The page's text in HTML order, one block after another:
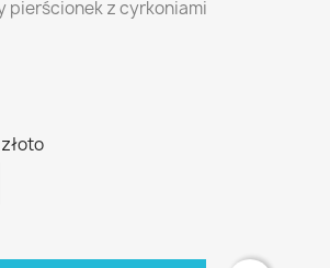
pierścionek z cyrkoniami